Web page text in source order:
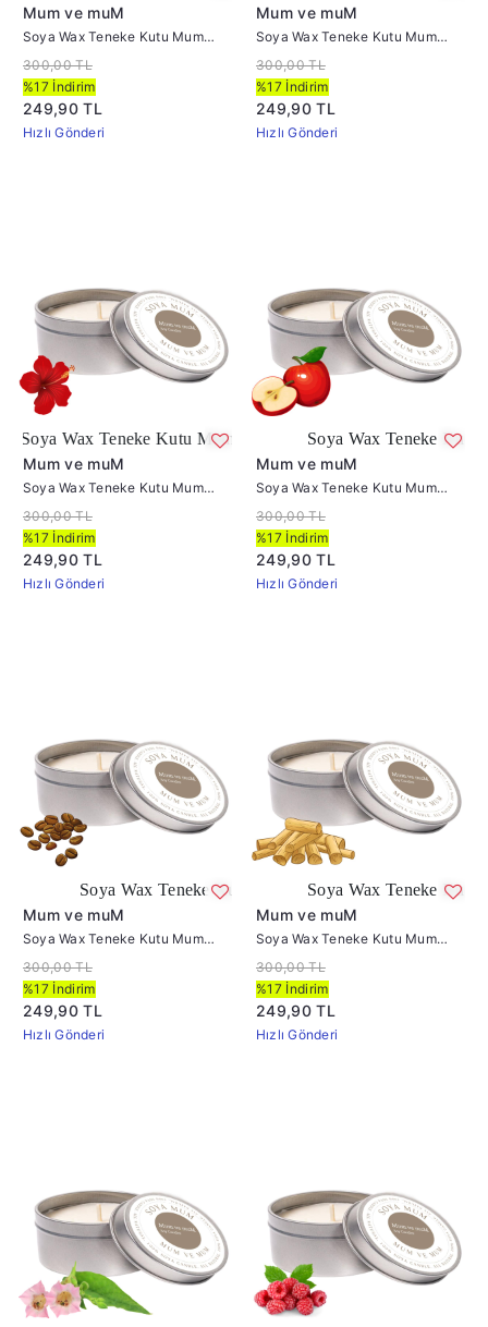
Mum ve muM
Soya Wax Teneke Kutu Mum
Çikolata
300,00 TL
%17 İndirim
249,90 TL
Hızlı Gönderi
Mum ve muM
Soya Wax Teneke Kutu Mum
Çam
300,00 TL
%17 İndirim
249,90 TL
Hızlı Gönderi
Teneke Kutu Mum Amber
Mum ve muM
Soya Wax Teneke Kutu Mum
Amber
300,00 TL
%17 İndirim
249,90 TL
Hızlı Gönderi
Soya Wax Teneke Kutu Mum Elma
Mum ve muM
Soya Wax Teneke Kutu Mum
Elma Kokulu
300,00 TL
%17 İndirim
249,90 TL
Hızlı Gönderi
Wax Teneke Kutu Mum Kahve Kokulu
Mum ve muM
Soya Wax Teneke Kutu Mum
Kahve Kokulu
300,00 TL
%17 İndirim
249,90 TL
Hızlı Gönderi
Soya Wax Teneke Kutu Mum Sandal
Mum ve muM
Soya Wax Teneke Kutu Mum
Sandal Ağacı
300,00 TL
%17 İndirim
249,90 TL
Hızlı Gönderi